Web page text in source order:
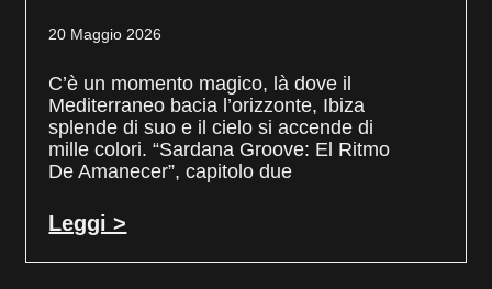
20 Maggio 2026
C’è un momento magico, là dove il
Mediterraneo bacia l’orizzonte, Ibiza
splende di suo e il cielo si accende di
mille colori. “Sardana Groove: El Ritmo
De Amanecer”, capitolo due
Leggi >